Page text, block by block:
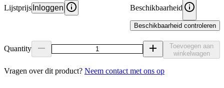
Lijstprijs Inloggen Beschikbaarheid
Beschikbaarheid controleren
Quantity
Toevoegen aan
winkelwagen
Vragen over dit product? Neem contact met ons op